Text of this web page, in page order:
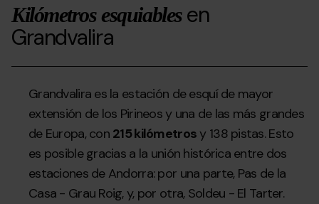
Kilómetros esquiablesen
Grandvalira
Grandvalira es la estación de esquí de mayor
extensión de los Pirineos y una de las más grandes
de Europa, con 215 kilómetrosy 138 pistas. Esto
es posible gracias a la unión histórica entre dos
estaciones de Andorra: por una parte, Pas de la
Casa - Grau Roig, y, por otra, Soldeu - El Tarter.